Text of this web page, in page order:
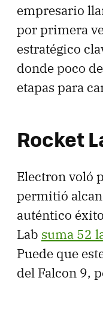
empresario
por primera
estratégico
donde poco
etapas para
Rocket
Electron voló
permitió
auténtico
Lab suma 52
Puede que
del Falcon 9,